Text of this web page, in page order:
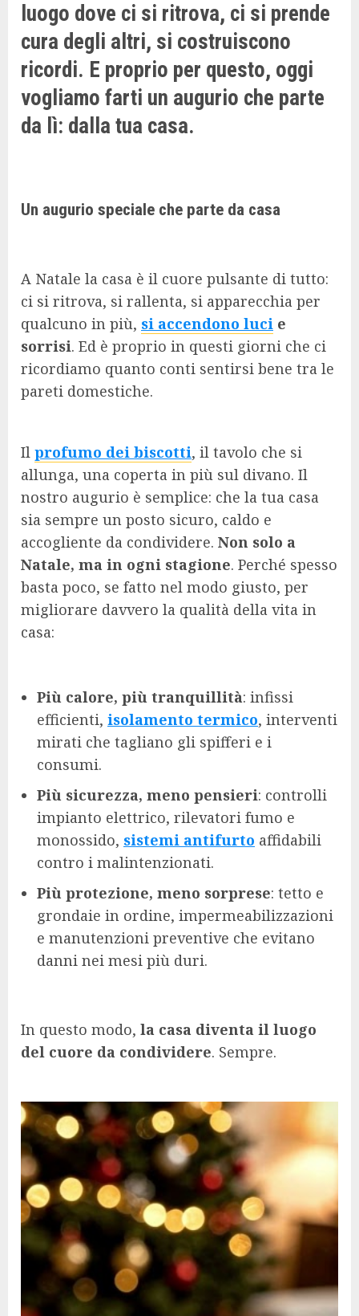
luogo dove ci si ritrova, ci si prende
cura degli altri, si costruiscono
ricordi. E proprio per questo, oggi
vogliamo farti un augurio che parte
da lì: dalla tua casa.
Un augurio speciale che parte da casa
A Natale la casa è il cuore pulsante di tutto:
ci si ritrova, si rallenta, si apparecchia per
qualcuno in più, si accendono luci e
sorrisi. Ed è proprio in questi giorni che ci
ricordiamo quanto conti sentirsi bene tra le
pareti domestiche.
Il profumo dei biscotti, il tavolo che si
allunga, una coperta in più sul divano. Il
nostro augurio è semplice: che la tua casa
sia sempre un posto sicuro, caldo e
accogliente da condividere. Non solo a
Natale, ma in ogni stagione. Perché spesso
basta poco, se fatto nel modo giusto, per
migliorare davvero la qualità della vita in
casa:
Più calore, più tranquillità: infissi
efficienti, isolamento termico, interventi
mirati che tagliano gli spifferi e i
consumi.
Più sicurezza, meno pensieri: controlli
impianto elettrico, rilevatori fumo e
monossido, sistemi antifurto affidabili
contro i malintenzionati.
Più protezione, meno sorprese: tetto e
grondaie in ordine, impermeabilizzazioni
e manutenzioni preventive che evitano
danni nei mesi più duri.
In questo modo, la casa diventa il luogo
del cuore da condividere. Sempre.